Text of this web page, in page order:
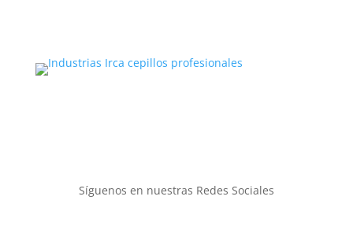
Síguenos en nuestras Redes Sociales